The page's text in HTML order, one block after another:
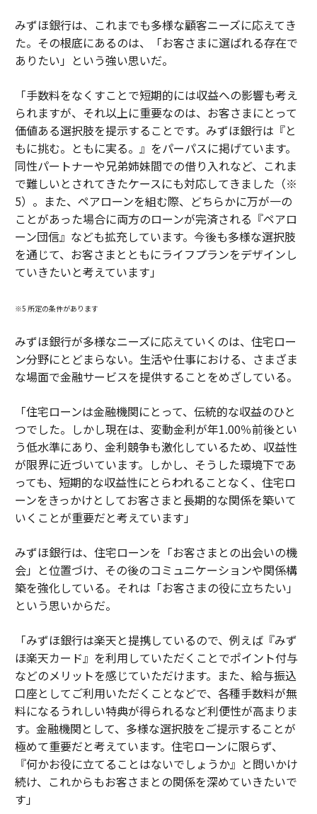
みずほ銀行は、これまでも多様な顧客ニーズに応えてき
た。その根底にあるのは、「お客さまに選ばれる存在で
ありたい」という強い思いだ。
「手数料をなくすことで短期的には収益への影響も考え
られますが、それ以上に重要なのは、お客さまにとって
価値ある選択肢を提示することです。みずほ銀行は『と
もに挑む。ともに実る。』をパーパスに掲げています。
同性パートナーや兄弟姉妹間での借り入れなど、これま
で難しいとされてきたケースにも対応してきました（※
5）。また、ペアローンを組む際、どちらかに万が一の
ことがあった場合に両方のローンが完済される『ペアロ
ーン団信』なども拡充しています。今後も多様な選択肢
を通じて、お客さまとともにライフプランをデザインし
ていきたいと考えています」
※5 所定の条件があります
みずほ銀行が多様なニーズに応えていくのは、住宅ロー
ン分野にとどまらない。生活や仕事における、さまざま
な場面で金融サービスを提供することをめざしている。
「住宅ローンは金融機関にとって、伝統的な収益のひと
つでした。しかし現在は、変動金利が年1.00％前後とい
う低水準にあり、金利競争も激化しているため、収益性
が限界に近づいています。しかし、そうした環境下であ
っても、短期的な収益性にとらわれることなく、住宅ロ
ーンをきっかけとしてお客さまと長期的な関係を築いて
いくことが重要だと考えています」
みずほ銀行は、住宅ローンを「お客さまとの出会いの機
会」と位置づけ、その後のコミュニケーションや関係構
築を強化している。それは「お客さまの役に立ちたい」
という思いからだ。
「みずほ銀行は楽天と提携しているので、例えば『みず
ほ楽天カード』を利用していただくことでポイント付与
などのメリットを感じていただけます。また、給与振込
口座としてご利用いただくことなどで、各種手数料が無
料になるうれしい特典が得られるなど利便性が高まりま
す。金融機関として、多様な選択肢をご提示することが
極めて重要だと考えています。住宅ローンに限らず、
『何かお役に立てることはないでしょうか』と問いかけ
続け、これからもお客さまとの関係を深めていきたいで
す」